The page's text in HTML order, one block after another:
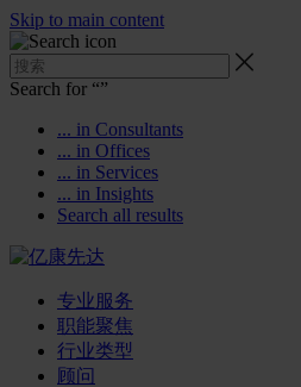
Skip to main content
Search for “”
... in Consultants
... in Offices
... in Services
... in Insights
Search all results
专业服务
职能聚焦
行业类型
顾问